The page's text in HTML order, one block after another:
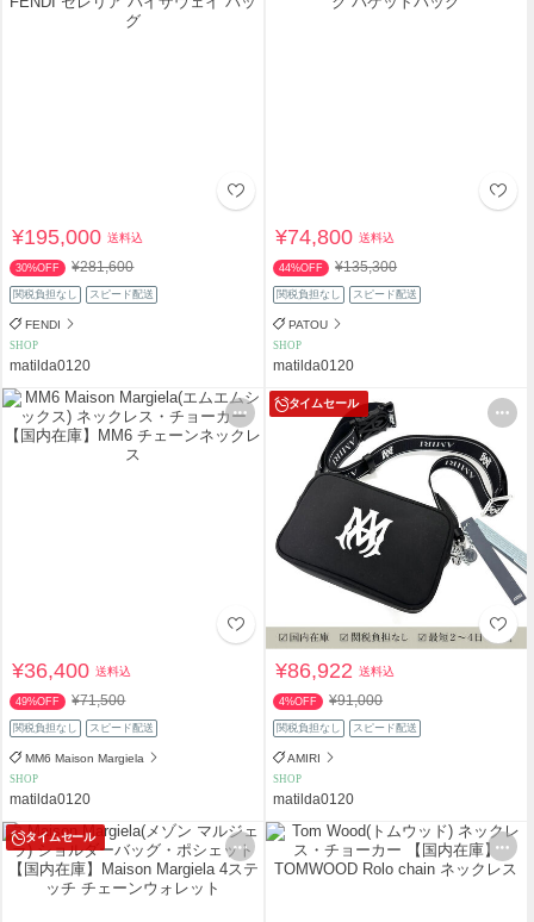
¥195,000送料込
30%OFF ¥281,600
関税負担なし スピード配送
FENDI
SHOP
matilda0120
¥74,800送料込
44%OFF ¥135,300
関税負担なし スピード配送
PATOU
SHOP
matilda0120
¥36,400送料込
49%OFF ¥71,500
関税負担なし スピード配送
MM6 Maison Margiela
SHOP
matilda0120
タイムセール
¥86,922送料込
4%OFF ¥91,000
関税負担なし スピード配送
AMIRI
SHOP
matilda0120
タイムセール